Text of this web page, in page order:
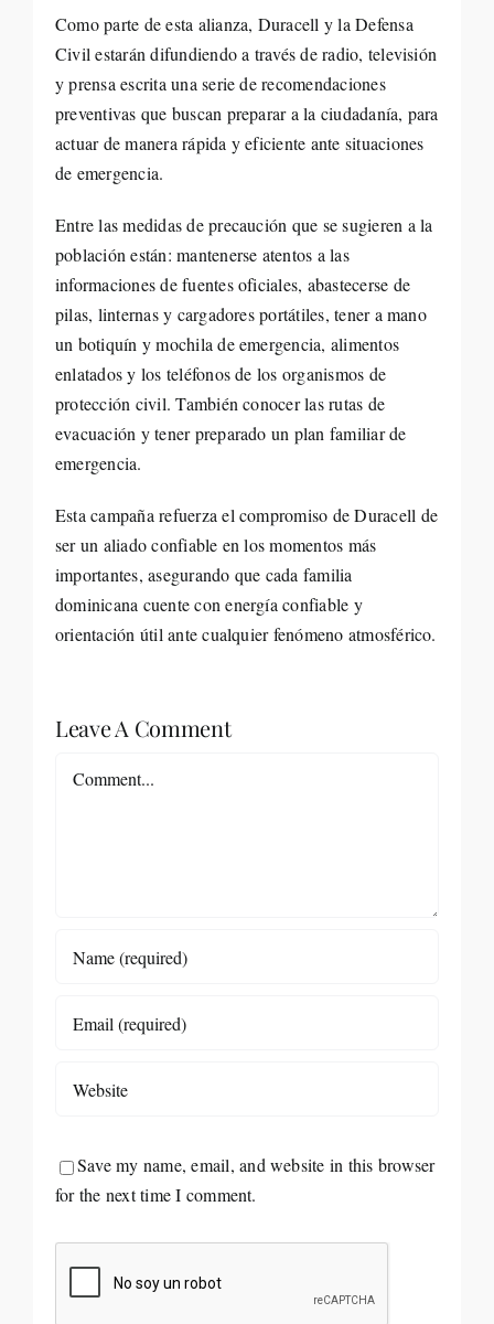
Como parte de esta alianza, Duracell y la Defensa
Civil estarán difundiendo a través de radio, televisión
y prensa escrita una serie de recomendaciones
preventivas que buscan preparar a la ciudadanía, para
actuar de manera rápida y eficiente ante situaciones
de emergencia.
Entre las medidas de precaución que se sugieren a la
población están: mantenerse atentos a las
informaciones de fuentes oficiales, abastecerse de
pilas, linternas y cargadores portátiles, tener a mano
un botiquín y mochila de emergencia, alimentos
enlatados y los teléfonos de los organismos de
protección civil. También conocer las rutas de
evacuación y tener preparado un plan familiar de
emergencia.
Esta campaña refuerza el compromiso de Duracell de
ser un aliado confiable en los momentos más
importantes, asegurando que cada familia
dominicana cuente con energía confiable y
orientación útil ante cualquier fenómeno atmosférico.
Leave A Comment
Save my name, email, and website in this browser
for the next time I comment.